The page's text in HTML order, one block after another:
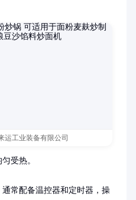
运工业装备有限公司
受热。
常配备温控器和定时器，操